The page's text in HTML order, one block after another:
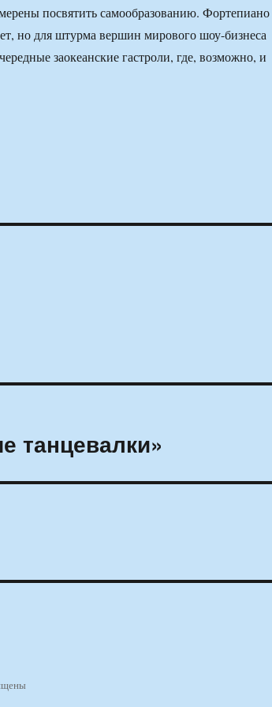
посвятить самообразованию. Фортепиано
но для штурма вершин мирового шоу-бизнеса
заокеанские гастроли, где, возможно, и
танцевалки»